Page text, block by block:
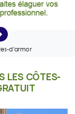
d'armor
LES CÔTES-